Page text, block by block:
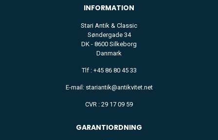
INFORMATION
Stari Antik & Classic
Søndergade 34
DK - 8600 Silkeborg
Danmark
Tlf : +45 86 80 45 33
E-mail: stariantik@antikvitet.net
CVR : 29 17 09 59
GARANTIORDNING